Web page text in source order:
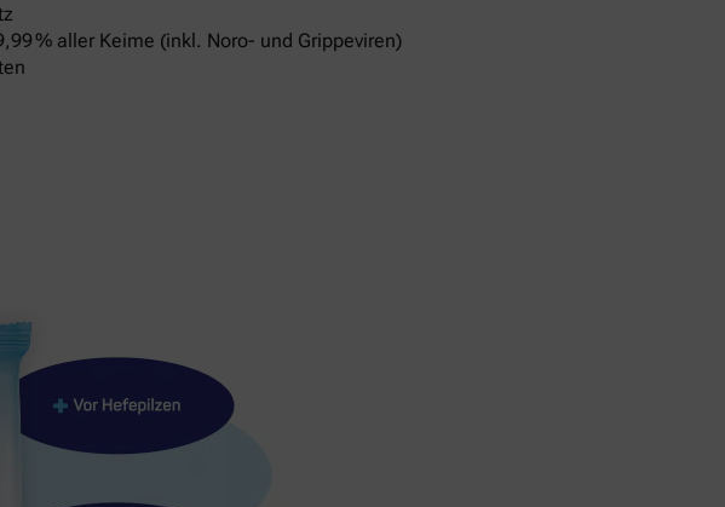
% aller Keime (inkl. Noro- und Grippeviren)